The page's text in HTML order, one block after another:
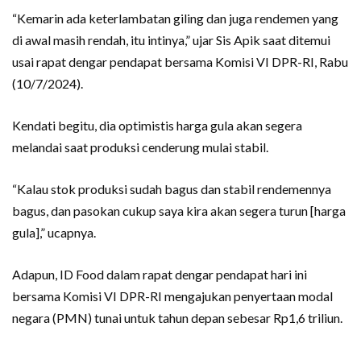
“Kemarin ada keterlambatan giling dan juga rendemen yang
di awal masih rendah, itu intinya,” ujar Sis Apik saat ditemui
usai rapat dengar pendapat bersama Komisi VI DPR-RI, Rabu
(10/7/2024).
Kendati begitu, dia optimistis harga gula akan segera
melandai saat produksi cenderung mulai stabil.
“Kalau stok produksi sudah bagus dan stabil rendemennya
bagus, dan pasokan cukup saya kira akan segera turun [harga
gula],” ucapnya.
Adapun, ID Food dalam rapat dengar pendapat hari ini
bersama Komisi VI DPR-RI mengajukan penyertaan modal
negara (PMN) tunai untuk tahun depan sebesar Rp1,6 triliun.